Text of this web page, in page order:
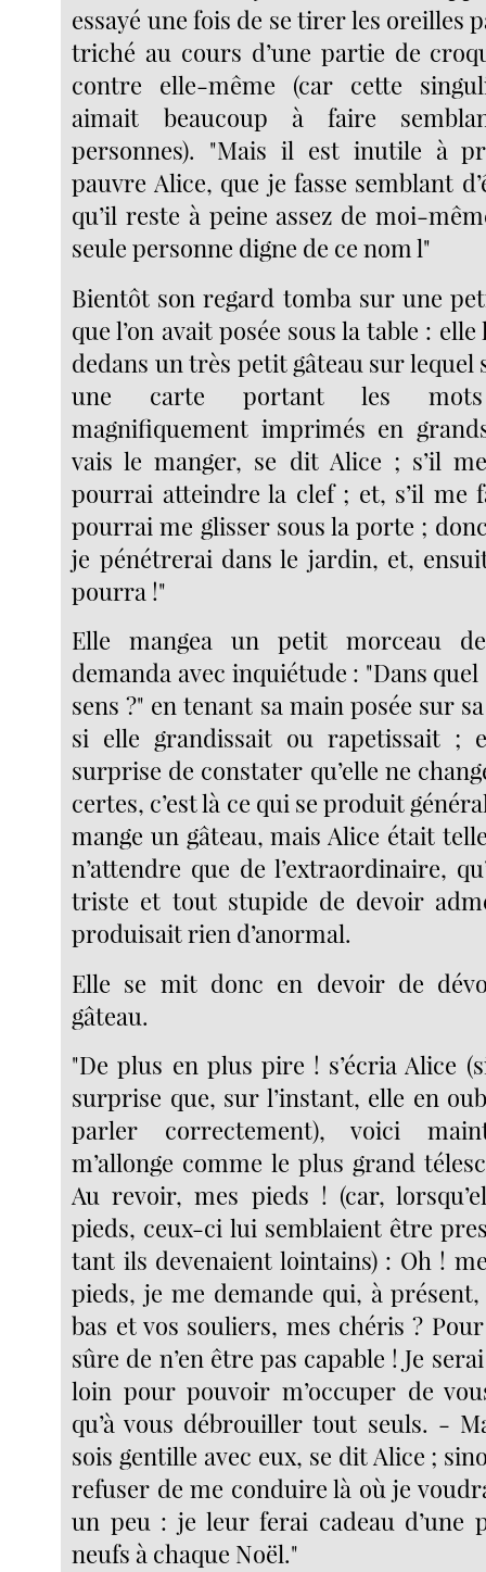
essayé une fois de se tirer les oreilles
triché au cours d’une partie de
contre elle-même (car cette
aimait beaucoup à faire
personnes). "Mais il est inutile à
pauvre Alice, que je fasse semblant
qu’il reste à peine assez de moi-
seule personne digne de ce nom l"
Bientôt son regard tomba sur une
que l’on avait posée sous la table :
dedans un très petit gâteau sur lequel
une carte portant les mots
magnifiquement imprimés en
vais le manger, se dit Alice ; s’il
pourrai atteindre la clef ; et, s’il me
pourrai me glisser sous la porte ;
je pénétrerai dans le jardin, et,
pourra !"
Elle mangea un petit morceau
demanda avec inquiétude : "Dans quel
sens ?" en tenant sa main posée sur
si elle grandissait ou rapetissait ;
surprise de constater qu’elle ne
certes, c’est là ce qui se produit
mange un gâteau, mais Alice était
n’attendre que de l’extraordinaire,
triste et tout stupide de devoir
produisait rien d’anormal.
Elle se mit donc en devoir de
gâteau.
"De plus en plus pire ! s’écria Alice
surprise que, sur l’instant, elle en
parler correctement), voici
m’allonge comme le plus grand
Au revoir, mes pieds ! (car,
pieds, ceux-ci lui semblaient être
tant ils devenaient lointains) : Oh !
pieds, je me demande qui, à
bas et vos souliers, mes chéris ?
sûre de n’en être pas capable ! Je
loin pour pouvoir m’occuper de
qu’à vous débrouiller tout seuls. -
sois gentille avec eux, se dit Alice ;
refuser de me conduire là où je
un peu : je leur ferai cadeau d’une
neufs à chaque Noël."